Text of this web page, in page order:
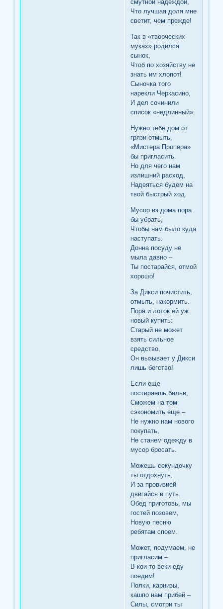
смутной надеждой,
Что лучшая доля мне
светит, чем прежде!
Так в «творческих
муках» родился
сынок,
Чтоб по хозяйству не
знать им хлопот!
Сыночка того
нарекли Черкасино,
И дел сочинили
список «недлинный»:
Нужно тебе дом от
грязи отмыть,
«Мистера Пропера»
бы пригласить.
Но для чего нам
излишний расход,
Надеяться будем на
твой быстрый ход.
Мусор из дома пора
бы убрать,
Чтобы нам было куда
наступать.
Донна посуду не
мыла давно –
Ты постарайся, отмой
хорошо!
За Дикси почистить,
отмыть, накормить.
Пора и лоток ей уж
новый купить:
Старый не может
взять сильное
средство,
Он вызывает у Дикси
лишь бегство!
Если еще
постираешь белье,
Сможем на том
сэкономить еще –
Не нужно нам нового
покупать,
Не станем одежду в
мусор бросать.
Можешь секундочку
ты отдохнуть,
И за провизией
двигайся в путь.
Обед приготовь, мы
гостей позовем,
Новую песню
ребятам споем.
Может, подумаем, не
пригласим –
В кои-то веки еду
поедим!
Полки, карнизы,
кашпо нам прибей –
Силы, смотри ты